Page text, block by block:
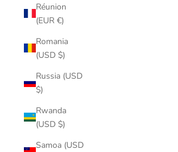
Réunion
(EUR €)
Romania
(USD $)
Russia (USD
$)
Rwanda
(USD $)
Samoa (USD